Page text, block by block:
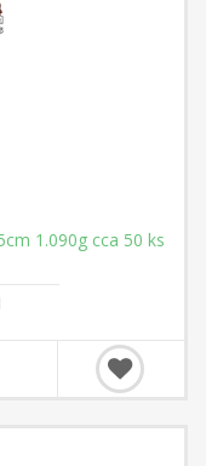
1.090g cca 50 ks